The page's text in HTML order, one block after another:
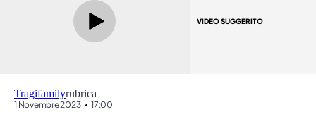
VIDEO SUGGERITO
Tragifamilyrubrica
1 Novembre 2023 17:00